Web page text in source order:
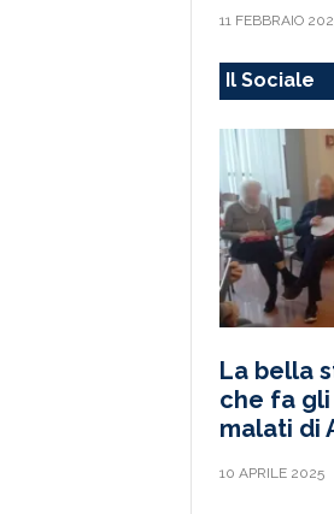
11 FEBBRAIO
Il Sociale
La bella
che fa
malati di
10 APRILE 2025